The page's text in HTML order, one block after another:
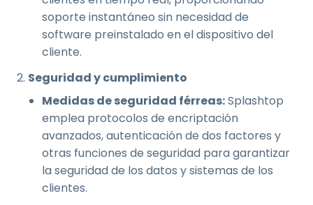
soporte instantáneo sin necesidad de
software preinstalado en el dispositivo del
cliente.
Seguridad y cumplimiento
Medidas de seguridad férreas:Splashtop
emplea protocolos de encriptación
avanzados, autenticación de dos factores y
otras funciones de seguridad para garantizar
la seguridad de los datos y sistemas de los
clientes.